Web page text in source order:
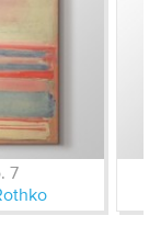
7